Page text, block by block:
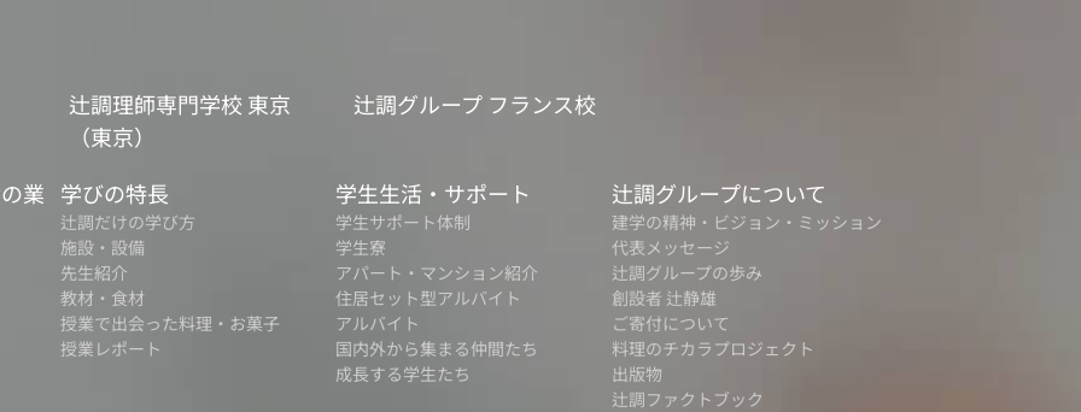
辻調理師専門学校 東京
（東京）
辻調グループ フランス校
業 学びの特長
辻調だけの学び方
施設・設備
先生紹介
教材・食材
授業で出会った料理・お菓子
授業レポート
学生生活・サポート
学生サポート体制
学生寮
アパート・マンション紹介
住居セット型アルバイト
アルバイト
国内外から集まる仲間たち
成長する学生たち
辻調グループについて
建学の精神・ビジョン・ミッション
代表メッセージ
辻調グループの歩み
創設者 辻静雄
ご寄付について
料理のチカラプロジェクト
出版物
辻調ファクトブック